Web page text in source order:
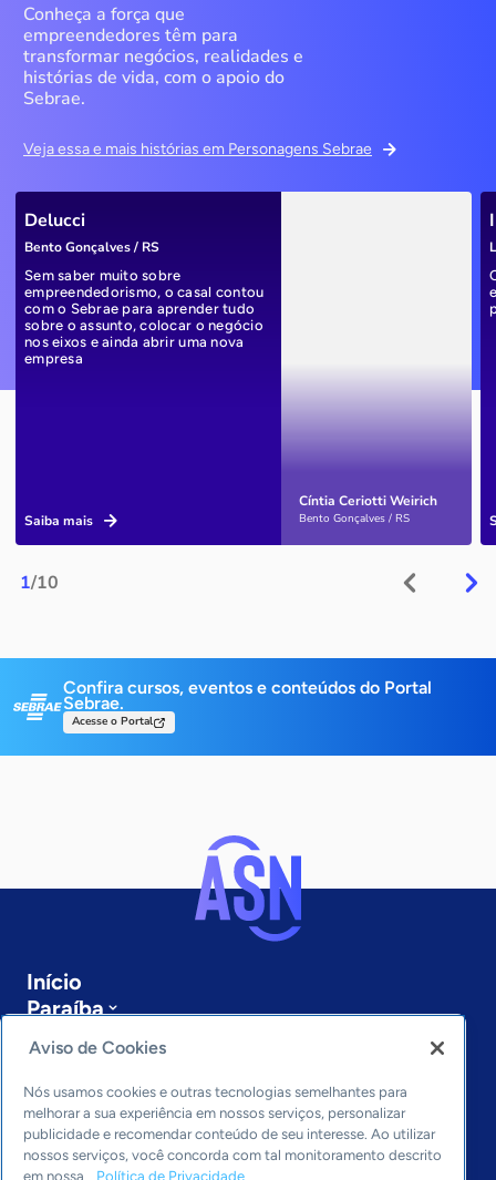
Conheça a força que
empreendedores têm para
transformar negócios, realidades e
histórias de vida, com o apoio do
Sebrae.
Veja essa e mais histórias em Personagens Sebrae
1/10
Cíntia Ceriotti Weirich
Bento Gonçalves / RS
Delucci
Bento Gonçalves / RS
Sem saber muito sobre
empreendedorismo, o casal contou
com o Sebrae para aprender tudo
sobre o assunto, colocar o negócio
nos eixos e ainda abrir uma nova
empresa
Saiba mais
Confira cursos, eventos e conteúdos do Portal
Sebrae.
Acesse o Portal
Início
Paraíba
Sobre a ASN
Últimas notícias
Entre em contato
Editorias
Economia & Política
Aviso de Cookies
Nós usamos cookies e outras tecnologias semelhantes para
melhorar a sua experiência em nossos serviços, personalizar
publicidade e recomendar conteúdo de seu interesse. Ao utilizar
nossos serviços, você concorda com tal monitoramento descrito
em nossa
Política de Privacidade